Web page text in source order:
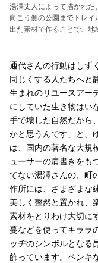
湯澤丈人によって描かれ
向こう側の公園までトレ
出た素材で作ることで、地
通代さんの行動はしず
同じくする人たちへと
生まれのリユースアー
にしていた生き物はい
手で壊した自然だから
かと思うんです」と、
は、国内の著名な大規
ューサーの肩書きをも
てない湯澤さんの、町
作所には、さまざまな
美しく整然と置かれ、
素材をとりわけ大切に
蔓などを使ってキララ
ッヂのシンボルとなる
飾っています。ペンキ